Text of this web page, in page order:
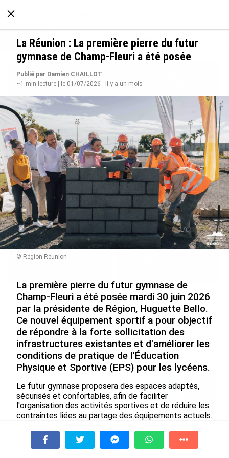
À LA UNE POLITIQUE ECONOMIE SOCIÉTÉ
Avec VEENI, le Guadeloupéen Yanis Foy entend
participer au développement touristique des
Outre-mer
le 06/08/2026
Après 5 ans à la SARA aux
Antilles, Olivier Cotta prend
la direction générale de la
Société Réunionnaise des
Produits Pétroliers
le 05/08/2026
En juin 2026, les prix à la
consommation diminuent à
La Réunion et augmentent à
Mayotte (Insee)
le 04/08/2026
INTERVIEW. À Wallis-et-Futuna, un
tourisme authentique et durable en
plein essor...
le 04/08/2026
Prix à la consommation en juin 2026 :
progression en Guadeloupe, recul en
À la une Tv Radio A Propos
La Réunion : La première pierre du futur
gymnase de Champ-Fleuri a été posée
Publié par Damien CHAILLOT
~1 min lecture | le 01/07/2026 - il y a un mois
© Région Réunion
La première pierre du futur gymnase de
Champ-Fleuri a été posée mardi 30 juin 2026
par la présidente de Région, Huguette Bello.
Ce nouvel équipement sportif a pour objectif
de répondre à la forte sollicitation des
infrastructures existantes et d'améliorer les
conditions de pratique de l'Éducation
Physique et Sportive (EPS) pour les lycéens.
Le futur gymnase proposera des espaces adaptés,
sécurisés et confortables, afin de faciliter
l'organisation des activités sportives et de réduire les
contraintes liées au partage des équipements actuels.
à disposition du CREPS de La Réunion et des
associations sportives.